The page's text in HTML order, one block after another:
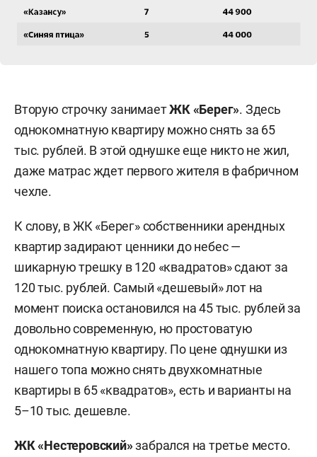
Вторую строчку занимаетЖК «Берег». Здесь
однокомнатную квартиру можно снять за 65
тыс. рублей. В этой однушке еще никто не жил,
даже матрас ждет первого жителя в фабричном
чехле.
К слову, в ЖК «Берег» собственники арендных
квартир задирают ценники до небес —
шикарную трешку в 120 «квадратов» сдают за
120 тыс. рублей. Самый «дешевый» лот на
момент поиска остановился на 45 тыс. рублей за
довольно современную, но простоватую
однокомнатную квартиру. По цене однушки из
нашего топа можно снять двухкомнатные
квартиры в 65 «квадратов», есть и варианты на
5–10 тыс. дешевле.
ЖК «Нестеровский»забрался на третье место.